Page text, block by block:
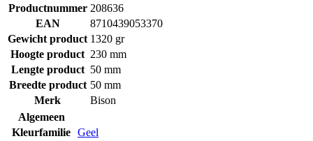
Productnummer 208636
EAN
8710439053370
Gewicht product 1320 gr
Hoogte product 230 mm
Lengte product 50 mm
Breedte product 50 mm
Merk
Bison
Algemeen
Kleurfamilie Geel